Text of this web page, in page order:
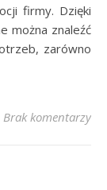
firmy. Dzięki
można znaleźć
zarówno
Brak komentarzy